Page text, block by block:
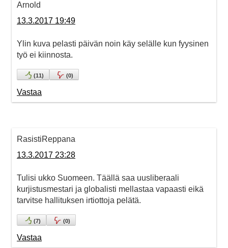
Arnold
13.3.2017 19:49
Ylin kuva pelasti päivän noin käy selälle kun fyysinen
työ ei kiinnosta.
(11) (0)
Vastaa
RasistiReppana
13.3.2017 23:28
Tulisi ukko Suomeen. Täällä saa uusliberaali
kurjistusmestari ja globalisti mellastaa vapaasti eikä
tarvitse hallituksen irtiottoja pelätä.
(7) (0)
Vastaa